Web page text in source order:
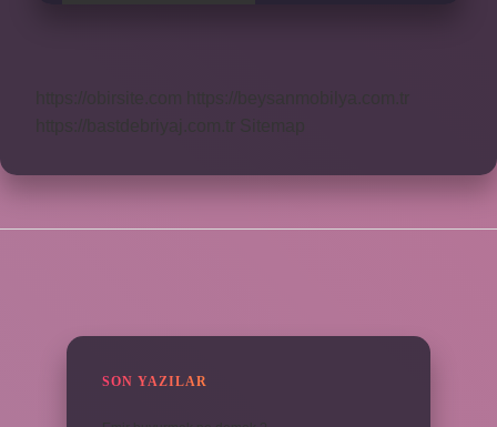
SON YAZILAR